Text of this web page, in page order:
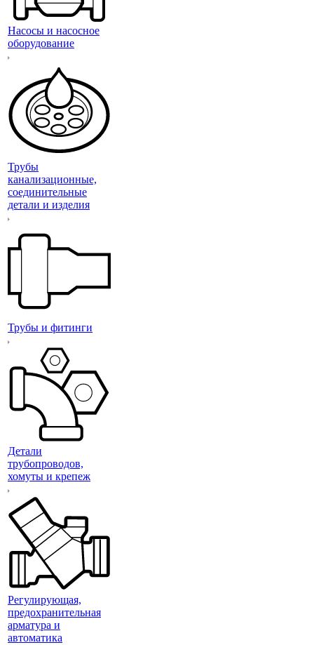
Насосы и насосное
оборудование
Трубы
канализационные,
соединительные
детали и изделия
Трубы и фитинги
Детали
трубопроводов,
хомуты и крепеж
Регулирующая,
предохранительная
арматура и
автоматика